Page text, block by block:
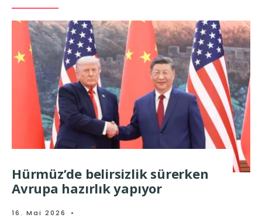
Hürmüz’de belirsizlik sürerken
Avrupa hazırlık yapıyor
16. Mai 2026 •